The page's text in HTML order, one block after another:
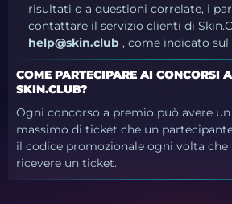
risultati o a questioni correlate, i
contattare il servizio clienti di
help@skin.club , come indicato sul
COME PARTECIPARE AI CONCORSI
SKIN.CLUB?
Ogni concorso a premio può avere
massimo di ticket che un
il codice promozionale ogni volta che
ricevere un ticket.